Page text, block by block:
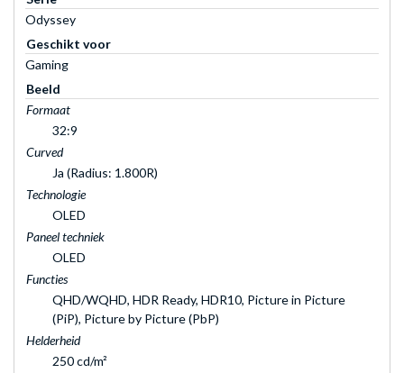
Odyssey
Geschikt voor
Gaming
Beeld
Formaat
32:9
Curved
Ja (Radius: 1.800R)
Technologie
OLED
Paneel techniek
OLED
Functies
QHD/WQHD, HDR Ready, HDR10, Picture in Picture
(PiP), Picture by Picture (PbP)
Helderheid
250 cd/m²